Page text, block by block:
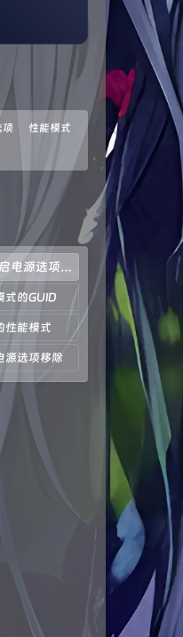
项 性能模式
Windows开启电源选项各个性能模式
式的GUID
性能模式
源选项移除